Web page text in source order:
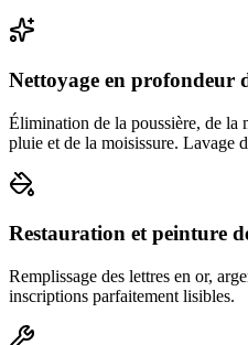
Nettoyage en profondeur
Élimination de la poussière, de la
pluie et de la moisissure. Lavage
Restauration et peinture
Remplissage des lettres en or,
inscriptions parfaitement lisibles.